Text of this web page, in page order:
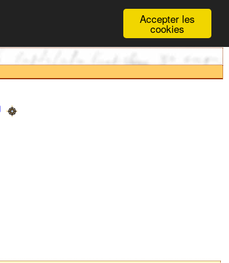
Accepter les
cookies